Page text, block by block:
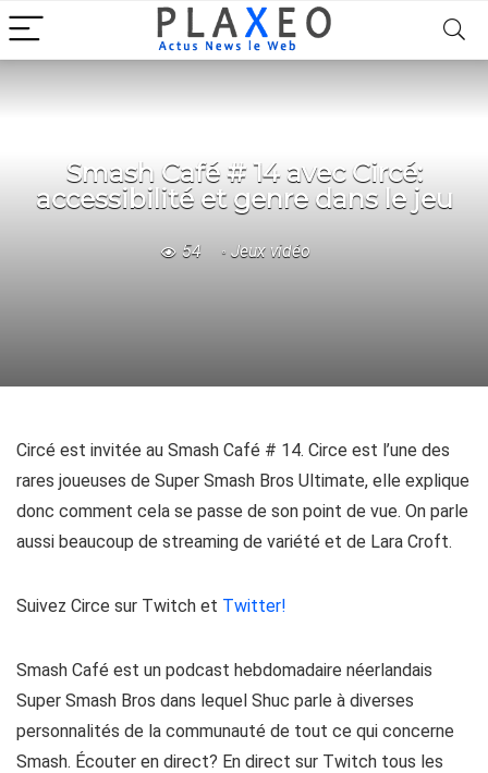
Smash Café # 14 avec Circé:
accessibilité et genre dans le jeu
54 Jeux vidéo
Circé est invitée au Smash Café # 14. Circe est l’une des
rares joueuses de Super Smash Bros Ultimate, elle explique
donc comment cela se passe de son point de vue. On parle
aussi beaucoup de streaming de variété et de Lara Croft.
Suivez Circe sur Twitch et Twitter!
Smash Café est un podcast hebdomadaire néerlandais
Super Smash Bros dans lequel Shuc parle à diverses
personnalités de la communauté de tout ce qui concerne
Smash. Écouter en direct? En direct sur Twitch tous les